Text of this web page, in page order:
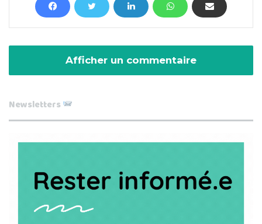
Afficher un commentaire
Newsletters